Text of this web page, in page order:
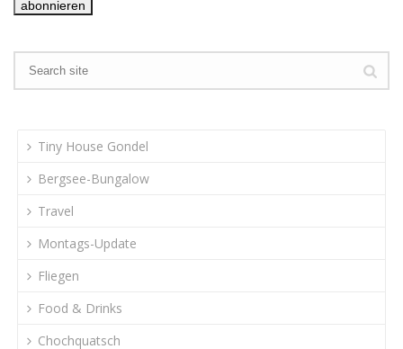
Tiny House Gondel
Bergsee-Bungalow
Travel
Montags-Update
Fliegen
Food & Drinks
Chochquatsch